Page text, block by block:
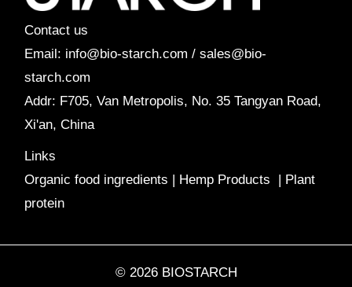
Contact us
Email: info@bio-starch.com / sales@bio-
starch.com
Addr: F705, Van Metropolis, No. 35 Tangyan Road,
Xi'an, China
Links
Organic food ingredients
Hemp Products
Plant
protein
© 2026 BIOSTARCH